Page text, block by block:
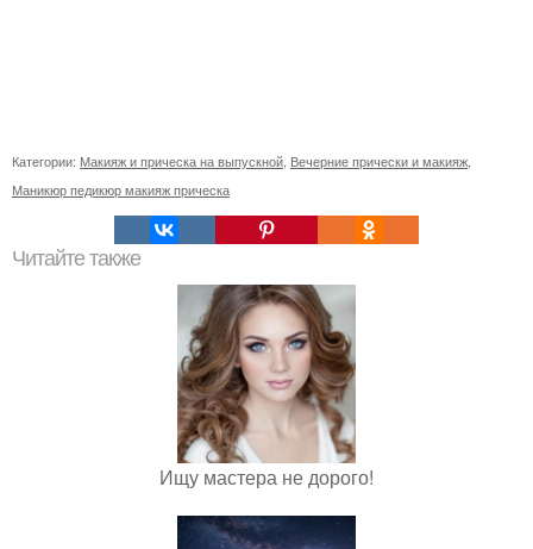
Категории: Макияж и прическа на выпускной Вечерние прически и макияж
Маникюр педикюр макияж прическа
Читайте также
Ищу мастера не дорого!